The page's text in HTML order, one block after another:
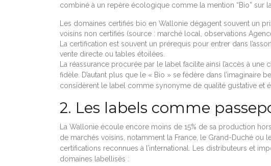
combiné à un repère écologique comme la mention “Bio” sur
Les domaines certifiés bio en Wallonie dégagent souvent un
voisins non certifiés (source : marché local, observations
La certification est souvent un prérequis pour entrer dans
vente directe ou tables étoilées.
La réassurance procurée par le label facilite ainsi l’accès à
fidèle. D’autant plus que le « Bio » se fédère dans l’imaginaire
considèrent le label comme synonyme de qualité gustative et
2. Les labels comme
La Wallonie écoule encore moins de 15% de sa production
de marchés voisins, notamment la France, le Grand-Duché ou
certifications reconnues à l’international. Les distributeurs et
domaines labellisés :